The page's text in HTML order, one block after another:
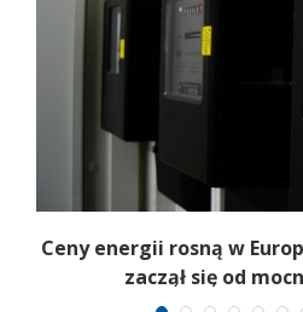
Ceny energii rosną w
zaczął się od